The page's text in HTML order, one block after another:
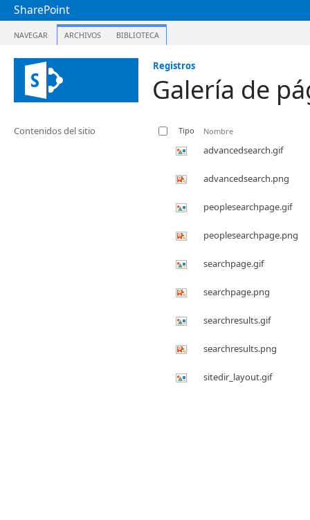
SharePoint
NAVEGAR ARCHIVOS BIBLIOTECA
Registros
Galería de
Contenidos del sitio Tipo Nombre
advancedsearch.gif
advancedsearch.png
peoplesearchpage.gif
peoplesearchpage.png
searchpage.gif
searchpage.png
searchresults.gif
searchresults.png
sitedir_layout.gif